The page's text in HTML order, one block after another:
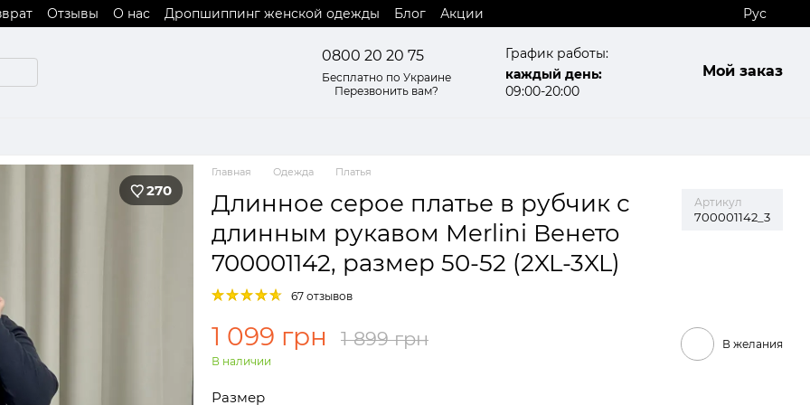
Отзывы О нас Дропшиппинг женской одежды Блог
Акции
Рус
0800 20 20 75
Бесплатно по Украине
Перезвонить вам?
График работы:
каждый день:
09:00-20:00
Мой заказ
270
Главная Одежда Платья
Длинное серое платье в рубчик с
длинным рукавом Merlini Венето
700001142, размер 50-52 (2XL-3XL)
Артикул
700001142_3
67 отзывов
1 099 грн 1 899 грн
В наличии
В желания
Размер